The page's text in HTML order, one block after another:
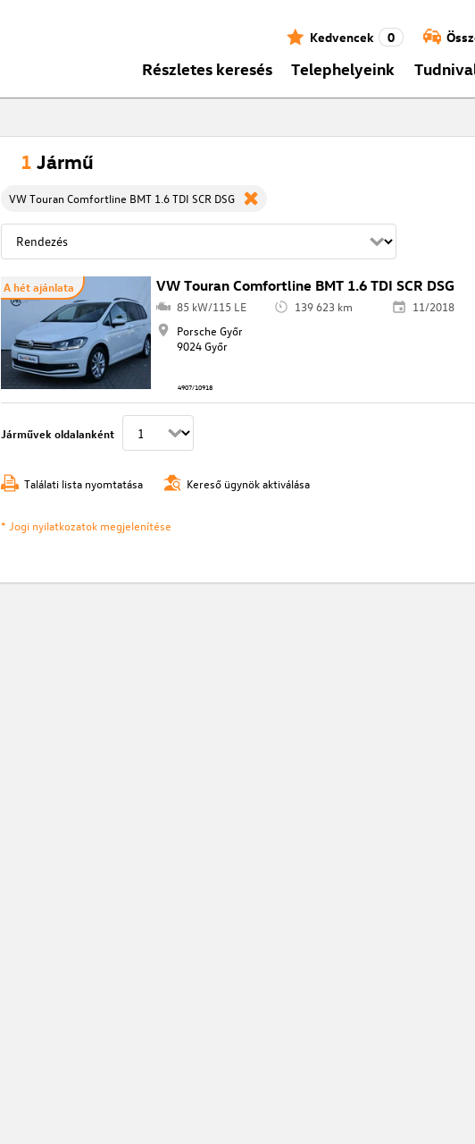
Kedvencek 0
Részletes keresés Telephelyeink
1 Jármű
VW Touran Comfortline BMT 1.6 TDI SCR DSG
A hét ajánlata VW Touran Comfortline BMT 1.6 TDI SCR DSG
85 kW/115 LE 139 623 km
11/2018
Porsche Győr
9024 Győr
4907/10918
Járművek oldalanként
Találati lista nyomtatása Kereső ügynök aktiválása
* Jogi nyilatkozatok megjelenítése